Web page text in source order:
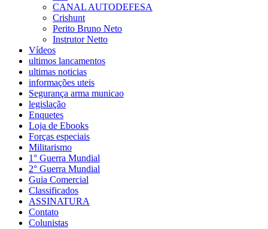
CANAL AUTODEFESA
Crishunt
Perito Bruno Neto
Instrutor Netto
Vídeos
ultimos lancamentos
ultimas noticias
informações uteis
Segurança arma municao
legislação
Enquetes
Loja de Ebooks
Forças especiais
Militarismo
1° Guerra Mundial
2° Guerra Mundial
Guia Comercial
Classificados
ASSINATURA
Contato
Colunistas